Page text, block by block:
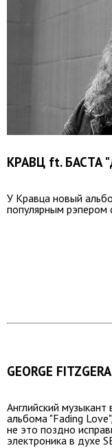
КРАВЦ ft. БАСТА
У Кравца новый
популярным рэпером
GEORGE
Английский
альбома "Fading
не это поздно
электроника в духе